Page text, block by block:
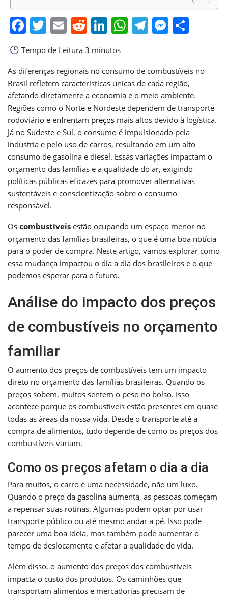
Facebook
Twitter
EmailReddit
LinkedIn
WhatsApp
Telegram
Tempo de Leitura 3 minutos
As diferenças regionais no consumo de combustíveis no
Brasil refletem características únicas de cada região,
afetando diretamente a economia e o meio ambiente.
Regiões como o Norte e Nordeste dependem de transporte
rodoviário e enfrentam preços mais altos devido à logística.
Já no Sudeste e Sul, o consumo é impulsionado pela
indústria e pelo uso de carros, resultando em um alto
consumo de gasolina e diesel. Essas variações impactam o
orçamento das famílias e a qualidade do ar, exigindo
políticas públicas eficazes para promover alternativas
sustentáveis e conscientização sobre o consumo
responsável.
Os combustíveis estão ocupando um espaço menor no
orçamento das famílias brasileiras, o que é uma boa notícia
para o poder de compra. Neste artigo, vamos explorar como
essa mudança impactou o dia a dia dos brasileiros e o que
podemos esperar para o futuro.
Análise do impacto dos preços
de combustíveis no orçamento
familiar
O aumento dos preços de combustíveis tem um impacto
direto no orçamento das famílias brasileiras. Quando os
preços sobem, muitos sentem o peso no bolso. Isso
acontece porque os combustíveis estão presentes em quase
todas as áreas da nossa vida. Desde o transporte até a
compra de alimentos, tudo depende de como os preços dos
combustíveis variam.
Como os preços afetam o dia a dia
Para muitos, o carro é uma necessidade, não um luxo.
Quando o preço da gasolina aumenta, as pessoas começam
a repensar suas rotinas. Algumas podem optar por usar
transporte público ou até mesmo andar a pé. Isso pode
parecer uma boa ideia, mas também pode aumentar o
tempo de deslocamento e afetar a qualidade de vida.
Além disso, o aumento dos preços dos combustíveis
impacta o custo dos produtos. Os caminhões que
transportam alimentos e mercadorias precisam de